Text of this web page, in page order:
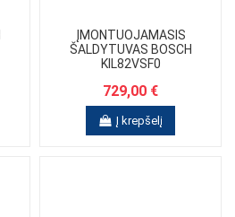
ĮMONTUOJAMASIS
ŠALDYTUVAS BOSCH
KIL82VSF0
729,00 €
Į krepšelį